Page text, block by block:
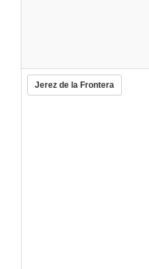
Jerez de la Frontera